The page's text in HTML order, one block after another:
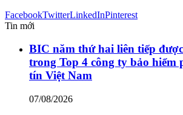
FacebookTwitterLinkedInPinterest
Tin mới
BIC năm thứ hai liên tiếp
trong Top 4 công ty bảo hiểm
tín Việt Nam
07/08/2026